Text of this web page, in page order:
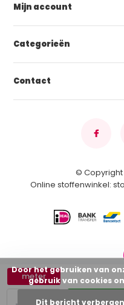
meter
Mijn account
Categorieën
Contact
© Copyright
Online stoffenwinkel:
Door het gebruiken van
gebruik van cookies
Dit bericht verbergen